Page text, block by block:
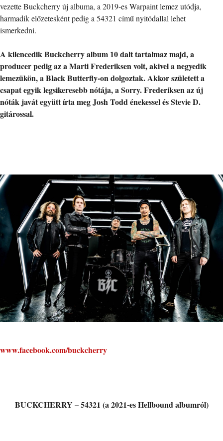
vezette Buckcherry új albuma, a 2019-es Warpaint lemez utódja,
harmadik előzetesként pedig a 54321 című nyitódallal lehet
ismerkedni.
A kilencedik Buckcherry album 10 dalt tartalmaz majd, a
producer pedig az a Marti Frederiksen volt, akivel a negyedik
lemezükön, a Black Butterfly-on dolgoztak. Akkor született a
csapat egyik legsikeresebb nótája, a Sorry. Frederiksen az új
nóták javát együtt írta meg Josh Todd énekessel és Stevie D.
gitárossal.
www.facebook.com/buckcherry
BUCKCHERRY – 54321 (a 2021-es Hellbound albumról)